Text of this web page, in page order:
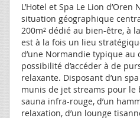
L’Hotel et Spa Le Lion
situation géographique
200m² dédié au bien-être, à
est à la fois un lieu
d’une Normandie typique au
possibilité d’accéder à de
relaxante. Disposant d’un
munis de jet streams pour le
sauna infra-rouge, d’un
relaxation, d’un lounge